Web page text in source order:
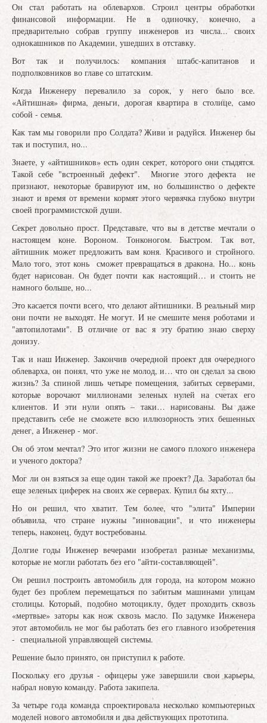
Он стал работать на облевархов. Строил центры обработки
финансовой информации. Не в одиночку, конечно, а
предварительно собрав группу инженеров из числа... своих
однокашников по Академии, ушедших в отставку.
Вот так и получилось: компания штабс-капитанов и
подполковников во главе со штатским.
Когда Инженеру перевалило за сорок, у него было все.
«Айтишная» фирма, деньги, дорогая квартира в столице, само
собой - семья.
Как там мы говорили про Солдата? Живи и радуйся. Инженер бы
так и поступил, но...
Знаете, у «айтишников» есть один секрет, которого они стыдятся.
Такой себе "встроенный дефект". Многие этого дефекта не
признают, некоторые бравируют им, но большинство о дефекте
знают и время от времени кормят этого червячка глубоко внутри
своей программистской души.
Секрет довольно прост. Представьте, что вы в детстве мечтали о
настоящем коне. Вороном. Тонконогом. Быстром. Так вот,
айтишник может предложить вам коня. Красивого и стройного.
Мало того, этот конь сможет превращаться в дракона. Но... конь
будет нарисован. Он будет почти как настоящий… и стоить не
намного больше, но...
Это касается почти всего, что делают айтишники. В реальный мир
они почти не выходят. Не могут. И не смешите меня роботами и
"автопилотами". В отличие от вас я эту братию знаю сверху
донизу.
Так и наш Инженер. Закончив очередной проект для очередного
облеварха, он понял, что уже не молод, и… что он сделал за свою
жизнь? За спиной лишь четыре помещения, забитых серверами,
которые ворочают миллионами зеленых нулей на счетах его
клиентов. И эти нули опять – таки… нарисованы. Вы даже
представить себе не сможете всю иллюзорность этих бешенных
денег, а Инженер - мог.
Он об этом мечтал? Это итог жизни не самого плохого инженера
и ученого доктора?
Мог ли он взяться за еще один такой же проект? Да. Заработал бы
еще зеленых циферек на своих же серверах. Купил бы яхту...
Но он решил, что хватит. Тем более, что "элита" Империи
объявила, что стране нужны "инновации", и что инженеры
теперь, наконец, будут востребованы.
Долгие годы Инженер вечерами изобретал разные механизмы,
которые не могли работать без его "айти-составляющей".
Он решил построить автомобиль для города, на котором можно
будет без проблем перемещаться по забитым машинами улицам
столицы. Который, подобно мотоциклу, будет проходить сквозь
«мертвые» заторы как нож сквозь масло. По задумке Инженера
этот автомобиль не мог бы работать без его главного изобретения
- специальной управляющей системы.
Решение было принято, он приступил к работе.
Поскольку его друзья - офицеры уже завершили свои карьеры,
набрал новую команду. Работа закипела.
За четыре года команда спроектировала несколько компьютерных
моделей нового автомобиля и два действующих прототипа.